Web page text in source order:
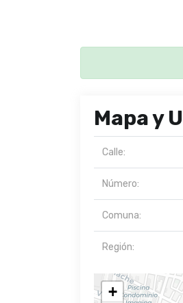
Mapa y
Calle:
Número:
Comuna:
Región:
+